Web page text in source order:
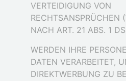
VERTEIDIGUNG VON
RECHTSANSPRÜCHEN
NACH ART. 21 ABS. 1
WERDEN IHRE
DATEN VERARBEITET,
DIREKTWERBUNG ZU